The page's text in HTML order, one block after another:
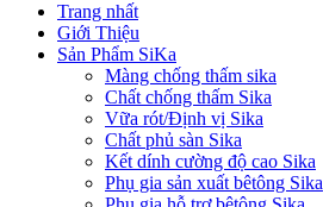
Trang nhất
Giới Thiệu
Sản Phẩm SiKa
Màng chống thấm sika
Chất chống thấm Sika
Vữa rót/Định vị Sika
Chất phủ sàn Sika
Kết dính cường độ cao Sika
Phụ gia sản xuất bêtông Sika